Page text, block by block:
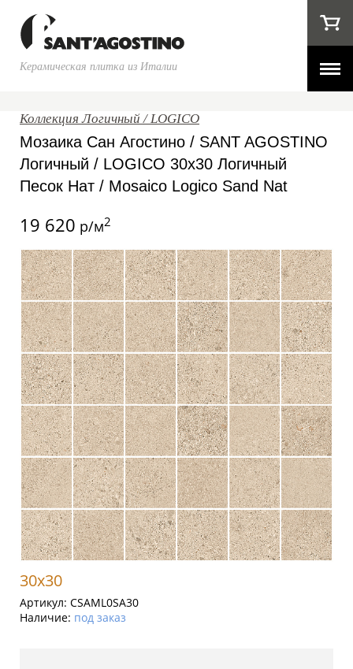
Керамическая плитка из Италии
Коллекция Логичный / LOGICO
Мозаика Сан Агостино / SANT AGOSTINO
Логичный / LOGICO 30x30 Логичный
Песок Нат / Mosaico Logico Sand Nat
19 620 р/м2
30x30
Артикул: CSAML0SA30
Наличие: под заказ